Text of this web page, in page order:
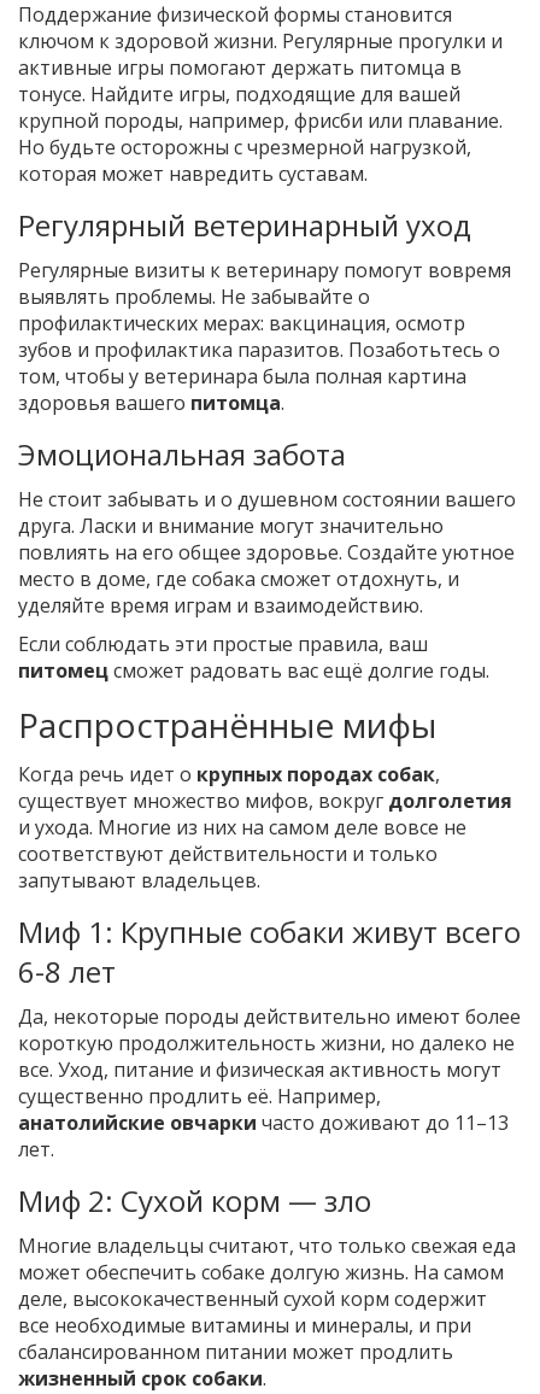
Поддержание физической формы становится
ключом к здоровой жизни. Регулярные прогулки и
активные игры помогают держать питомца в
тонусе. Найдите игры, подходящие для вашей
крупной породы, например, фрисби или плавание.
Но будьте осторожны с чрезмерной нагрузкой,
которая может навредить суставам.
Регулярный ветеринарный уход
Регулярные визиты к ветеринару помогут вовремя
выявлять проблемы. Не забывайте о
профилактических мерах: вакцинация, осмотр
зубов и профилактика паразитов. Позаботьтесь о
том, чтобы у ветеринара была полная картина
здоровья вашего питомца.
Эмоциональная забота
Не стоит забывать и о душевном состоянии вашего
друга. Ласки и внимание могут значительно
повлиять на его общее здоровье. Создайте уютное
место в доме, где собака сможет отдохнуть, и
уделяйте время играм и взаимодействию.
Если соблюдать эти простые правила, ваш
питомецсможет радовать вас ещё долгие годы.
Распространённые мифы
Когда речь идет о крупных породах собак,
существует множество мифов, вокруг долголетия
и ухода. Многие из них на самом деле вовсе не
соответствуют действительности и только
запутывают владельцев.
Миф 1: Крупные собаки живут всего
6-8 лет
Да, некоторые породы действительно имеют более
короткую продолжительность жизни, но далеко не
все. Уход, питание и физическая активность могут
существенно продлить её. Например,
анатолийские овчарки часто доживают до 11–13
лет.
Миф 2: Сухой корм — зло
Многие владельцы считают, что только свежая еда
может обеспечить собаке долгую жизнь. На самом
деле, высококачественный сухой корм содержит
все необходимые витамины и минералы, и при
сбалансированном питании может продлить
жизненный срок собаки.